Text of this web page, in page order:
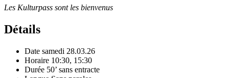
Les Kulturpass sont les bienvenus
Détails
Date samedi 28.03.26
Horaire 10:30, 15:30
Durée 50’ sans entracte